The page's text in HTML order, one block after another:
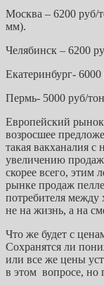
Москва – 6200 руб/
мм).
Челябинск – 6200
Екатеринбург- 6000
Пермь- 5000 руб/
Европейский
возросшее
такая вакханалия
увеличению
скорее всего, этим
рынке продаж
потребителя
не на жизнь, а на
Что же будет с
Сохранятся ли
или все же цены
в этом вопросе, но